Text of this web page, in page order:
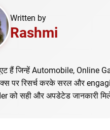
Written by
Rashmi
हैं जिन्हें Automobile, Online
पर रिसर्च करके सरल और
को सही और अपडेटेड जानकारी